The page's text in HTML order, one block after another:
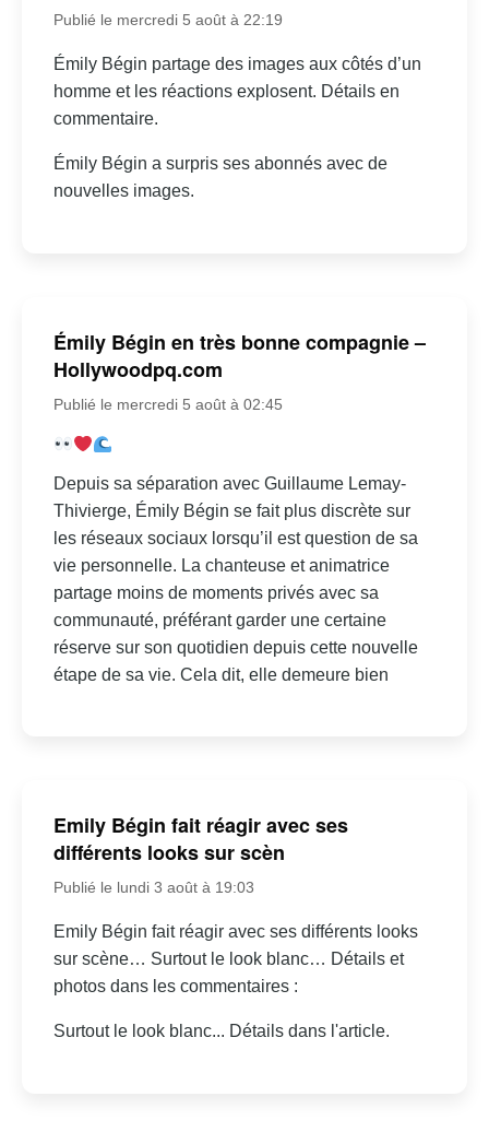
Publié le mercredi 5 août à 22:19
Émily Bégin partage des images aux côtés d’un
homme et les réactions explosent. Détails en
commentaire.
Émily Bégin a surpris ses abonnés avec de
nouvelles images.
Émily Bégin en très bonne compagnie –
Hollywoodpq.com
Publié le mercredi 5 août à 02:45
Depuis sa séparation avec Guillaume Lemay-
Thivierge, Émily Bégin se fait plus discrète sur
les réseaux sociaux lorsqu’il est question de sa
vie personnelle. La chanteuse et animatrice
partage moins de moments privés avec sa
communauté, préférant garder une certaine
réserve sur son quotidien depuis cette nouvelle
étape de sa vie. Cela dit, elle demeure bien
Emily Bégin fait réagir avec ses
différents looks sur scèn
Publié le lundi 3 août à 19:03
Emily Bégin fait réagir avec ses différents looks
sur scène… Surtout le look blanc… Détails et
photos dans les commentaires :
Surtout le look blanc... Détails dans l'article.